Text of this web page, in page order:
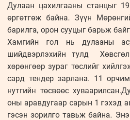
Дулаан цахилгааны станцыг
өргөтгөж байна. Зүүн
барилга, орон сууцыг барьж
Хамгийн гол нь дулааны
шийдвэрлэхийн тулд
хөрөнгөөр зураг төслийг
сард тендер зарлана. 11
нутгийн төсвөөс
оны аравдугаар сарын 1 гэхэд
гэсэн зорилго тавьж байна.